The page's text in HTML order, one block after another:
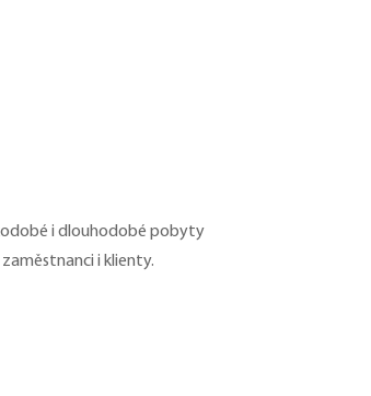
i dlouhodobé pobyty
i klienty.